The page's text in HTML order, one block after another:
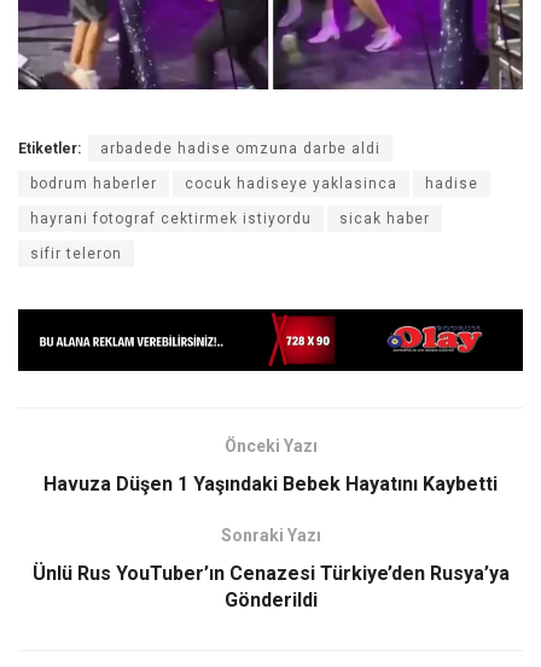
Etiketler: arbadede hadise omzuna darbe aldi
bodrum haberler cocuk hadiseye yaklasinca hadise
hayrani fotograf cektirmek istiyordu sicak haber
sifir teleron
Önceki Yazı
Havuza Düşen 1 Yaşındaki Bebek Hayatını Kaybetti
Sonraki Yazı
Ünlü Rus YouTuber’ın Cenazesi Türkiye’den Rusya’ya
Gönderildi